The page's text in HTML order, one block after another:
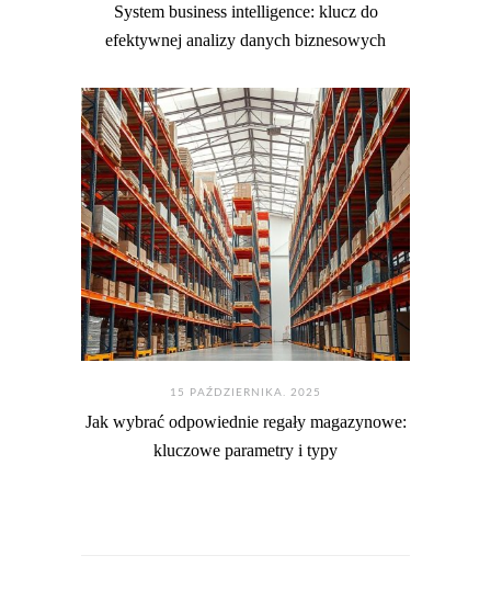
System business intelligence: klucz do
efektywnej analizy danych biznesowych
15 PAŹDZIERNIKA. 2025
Jak wybrać odpowiednie regały magazynowe:
kluczowe parametry i typy